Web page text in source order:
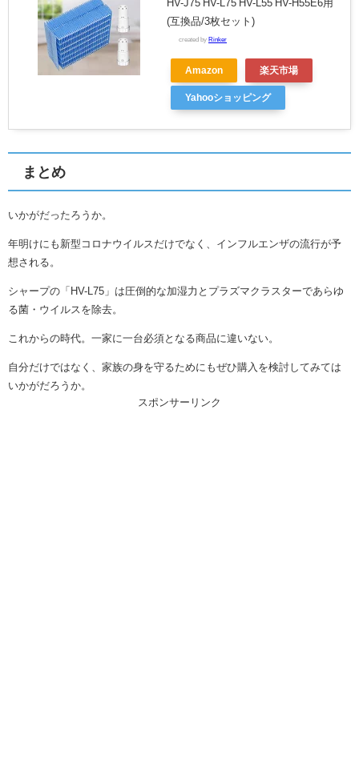
HV-J75 HV-L75 HV-L55 HV-H55E6用
(互換品/3枚セット)
created by Rinker
Amazon 楽天市場
Yahooショッピング
まとめ
いかがだったろうか。
年明けにも新型コロナウイルスだけでなく、インフルエンザの流行が予
想される。
シャープの「HV-L75」は圧倒的な加湿力とプラズマクラスターであらゆ
る菌・ウイルスを除去。
これからの時代。一家に一台必須となる商品に違いない。
自分だけではなく、家族の身を守るためにもぜひ購入を検討してみては
いかがだろうか。
スポンサーリンク